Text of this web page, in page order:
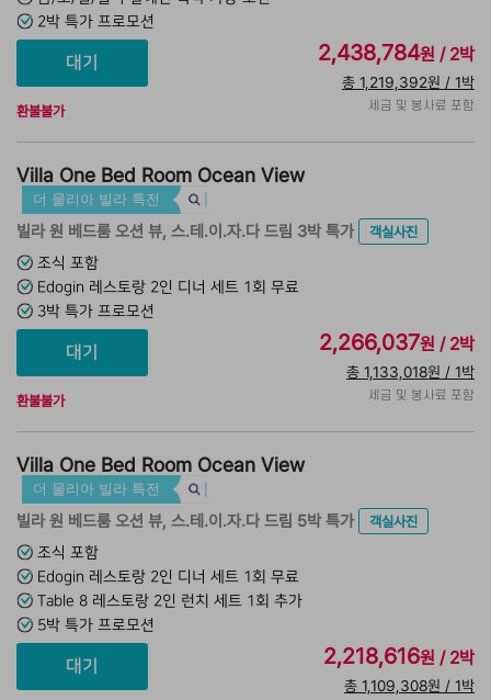
2박 특가 프로모션
환불불가
2,438,784원 / 2박
총 1,219,392원 / 1박
세금 및 봉사료 포함
Villa One Bed Room Ocean View
더 물리아 빌라 특전
빌라 원 베드룸 오션 뷰, 스.테.이.자.다 드림 3박 특가
객실사진
조식 포함
Edogin 레스토랑 2인 디너 세트 1회 무료
3박 특가 프로모션
환불불가
2,266,037원 / 2박
총 1,133,018원 / 1박
세금 및 봉사료 포함
Villa One Bed Room Ocean View
더 물리아 빌라 특전
빌라 원 베드룸 오션 뷰, 스.테.이.자.다 드림 5박 특가
객실사진
조식 포함
Edogin 레스토랑 2인 디너 세트 1회 무료
Table 8 레스토랑 2인 런치 세트 1회 추가
5박 특가 프로모션
2,218,616원 / 2박
총 1,109,308원 / 1박